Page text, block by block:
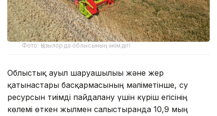
Фото: Қызылорда облысының әкімдігі
Облыстық ауыл шаруашылығы және жер
қатынастары басқармасының мәліметінше, су
ресурсын тиімді пайдалану үшін күріш егісінің
көлемі өткен жылмен салыстырғанда 10,9 мың